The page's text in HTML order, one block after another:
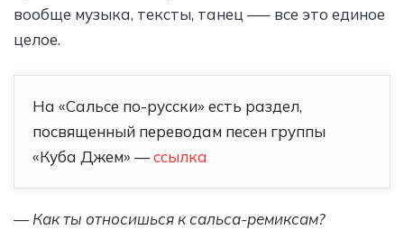
вообще музыка, тексты, танец —– все это единое
целое.
На «Сальсе по-русски» есть раздел,
посвященный переводам песен группы
«Куба Джем» —ссылка
— Как ты относишься к сальса-ремиксам?